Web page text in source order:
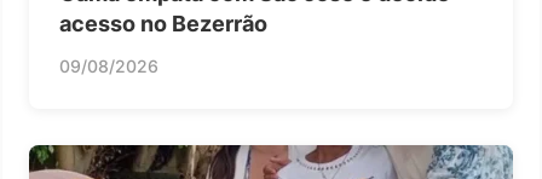
acesso no Bezerrão
09/08/2026